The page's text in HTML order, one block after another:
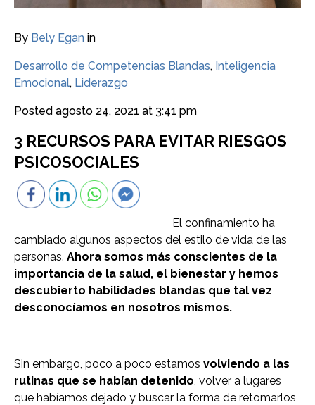
By Bely Egan in
Desarrollo de Competencias Blandas, Inteligencia
Emocional, Liderazgo
Posted agosto 24, 2021 at 3:41 pm
3 RECURSOS PARA EVITAR RIESGOS
PSICOSOCIALES
El confinamiento ha
cambiado algunos aspectos del estilo de vida de las
personas. Ahora somos más conscientes de la
importancia de la salud, el bienestar y hemos
descubierto habilidades blandas que tal vez
desconocíamos en nosotros mismos.
Sin embargo, poco a poco estamos volviendo a las
rutinas que se habían detenido, volver a lugares
que habíamos dejado y buscar la forma de retomarlos